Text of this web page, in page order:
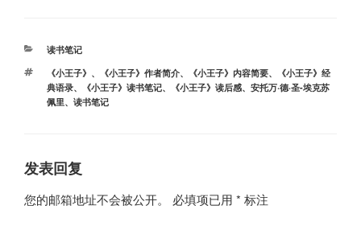
分
读书笔记
标
签
《小王子》 、 《小王子》作者简介、 《小王子》内容简要、
《小王子》经
典语录、 《小王子》读书笔记、 《小王子》读后感、 安托万·德·圣-埃克苏
佩里、 读书笔记
发表回复
您的邮箱地址不会被公开。 必填项已用 * 标注